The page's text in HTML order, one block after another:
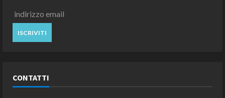
CONTATTI